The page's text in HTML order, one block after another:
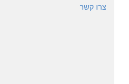
צרו קשר